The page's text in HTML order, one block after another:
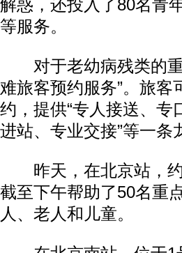
解惑，还投入了80名青
等服务。
对于老幼病残类的重
难旅客预约服务”。旅
约，提供“专人接送、
进站、专业交接”等一条
昨天，在北京站，约
截至下午帮助了50名重
人、老人和儿童。